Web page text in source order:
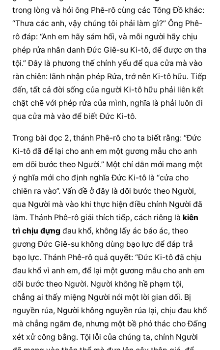
trong lòng và hỏi ông Phê-rô cùng các Tông Đồ khác:
“Thưa các anh, vậy chúng tôi phải làm gì?” Ông Phê-
rô đáp: “Anh em hãy sám hối, và mỗi người hãy chịu
phép rửa nhân danh Đức Giê-su Ki-tô, để được ơn tha
tội.” Đây là phương thế chính yếu để qua cửa mà vào
ràn chiên: lãnh nhận phép Rửa, trở nên Ki-tô hữu. Tiếp
đến, tất cả đời sống của người Ki-tô hữu phải liên kết
chặt chẽ với phép rửa của mình, nghĩa là phải luôn đi
qua cửa mà vào để biết Đức Ki-tô.
Trong bài đọc 2, thánh Phê-rô cho ta biết rằng: “Đức
Ki-tô đã để lại cho anh em một gương mẫu cho anh
em dõi bước theo Người.” Một chỉ dẫn mới mang một
ý nghĩa mới cho định nghĩa Đức Ki-tô là “cửa cho
chiên ra vào”. Vấn đề ở đây là dõi bước theo Người,
qua Người mà vào khi thực hiện điều chính Người đã
làm. Thánh Phê-rô giải thích tiếp, cách riêng là kiên
trì chịu đựng đau khổ, không lấy ác báo ác, theo
gương Đức Giê-su không dùng bạo lực để đáp trả
bạo lực. Thánh Phê-rô quả quyết: “Đức Ki-tô đã chịu
đau khổ vì anh em, để lại một gương mẫu cho anh em
dõi bước theo Người. Người không hề phạm tội,
chẳng ai thấy miệng Người nói một lời gian dối. Bị
nguyền rủa, Người không nguyền rủa lại, chịu đau khổ
mà chẳng ngăm đe, nhưng một bề phó thác cho Đấng
xét xử công bằng. Tội lỗi của chúng ta, chính Người